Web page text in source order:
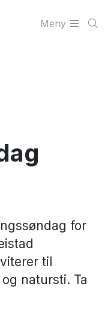
Meny
for
til
natursti. Ta